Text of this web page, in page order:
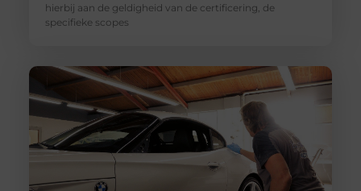
hierbij aan de geldigheid van de certificering, de
specifieke scopes